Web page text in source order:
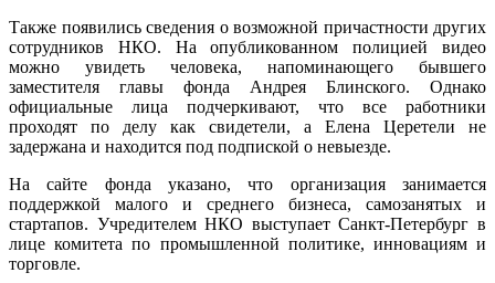
Также появились сведения о возможной причастности других
сотрудников НКО. На опубликованном полицией видео
можно увидеть человека, напоминающего бывшего
заместителя главы фонда Андрея Блинского. Однако
официальные лица подчеркивают, что все работники
проходят по делу как свидетели, а Елена Церетели не
задержана и находится под подпиской о невыезде.
На сайте фонда указано, что организация занимается
поддержкой малого и среднего бизнеса, самозанятых и
стартапов. Учредителем НКО выступает Санкт-Петербург в
лице комитета по промышленной политике, инновациям и
торговле.